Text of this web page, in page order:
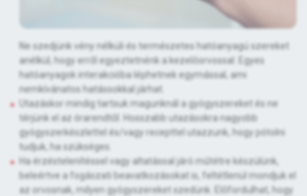
Ne szedjünk vény nélküli és természetes hatóanyagú szereket
anélkül, hogy erről egyeztetnénk a kezelőorvossal. Egyes
hatóanyagok interakcióba léphetnek egymással, ami
nemkívánatos hatássokkal járhat.
Utazáskor mindig tartsuk magunknál a gyógyszereket és ne
térjünk el az órarendtől. Hosszabb utazásokra nagyobb
gyógyszerkészlettel és/vagy recepttel utazzunk, hogy pótolni
tudjuk, ha szükséges.
Ha érzéstelenítéssel vagy altatással járó műtétre készülünk,
beleértve a fogászati beavatkozásokat is, feltétlenül mondjuk el
az orvosnak, milyen gyógyszereket szedünk. Előfordulhat, hogy